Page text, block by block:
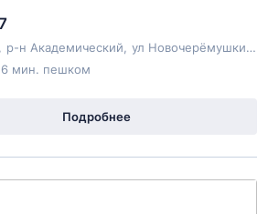
р-н Академический
ул Новочерёмушкинская
мин. пешком
Подробнее